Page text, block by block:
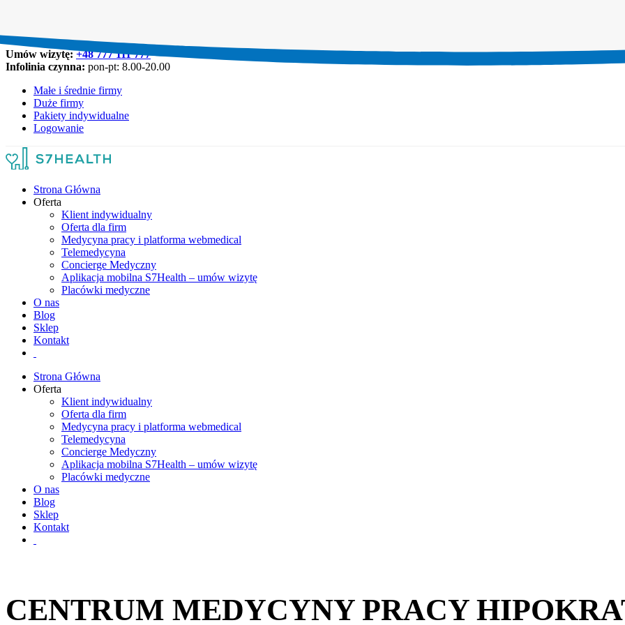
Umów wizytę:+48 777 111 777
Infolinia czynna: pon-pt: 8.00-20.00
Małe i średnie firmy
Duże firmy
Pakiety indywidualne
Logowanie
Strona Główna
Oferta
Klient indywidualny
Oferta dla firm
Medycyna pracy i platforma webmedical
Telemedycyna
Concierge Medyczny
Aplikacja mobilna S7Health – umów wizytę
Placówki medyczne
O nas
Blog
Sklep
Kontakt
Strona Główna
Oferta
Klient indywidualny
Oferta dla firm
Medycyna pracy i platforma webmedical
Telemedycyna
Concierge Medyczny
Aplikacja mobilna S7Health – umów wizytę
Placówki medyczne
O nas
Blog
Sklep
Kontakt
CENTRUM MEDYCYNY PRACY